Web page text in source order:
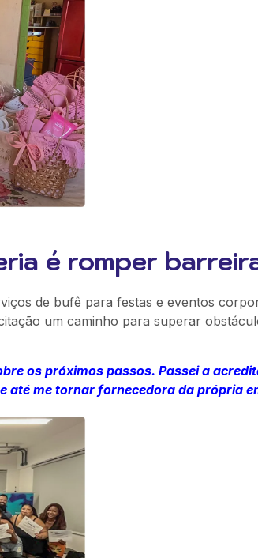
é romper
de bufê para festas e eventos
um caminho para superar
os próximos passos. Passei a
até me tornar fornecedora da própria